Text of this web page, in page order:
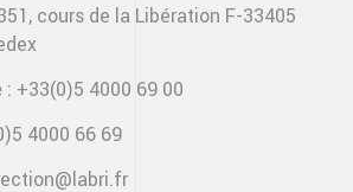
cours de la Libération F-33405
: +33(0)5 4000 69 00
4000 66 69